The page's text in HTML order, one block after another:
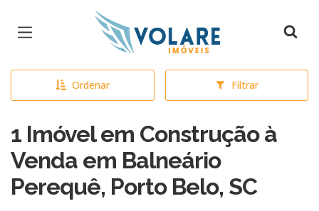
Página inicial
Ordenar Filtrar
1 Imóvel em Construção à
Venda em Balneário
Perequê, Porto Belo, SC